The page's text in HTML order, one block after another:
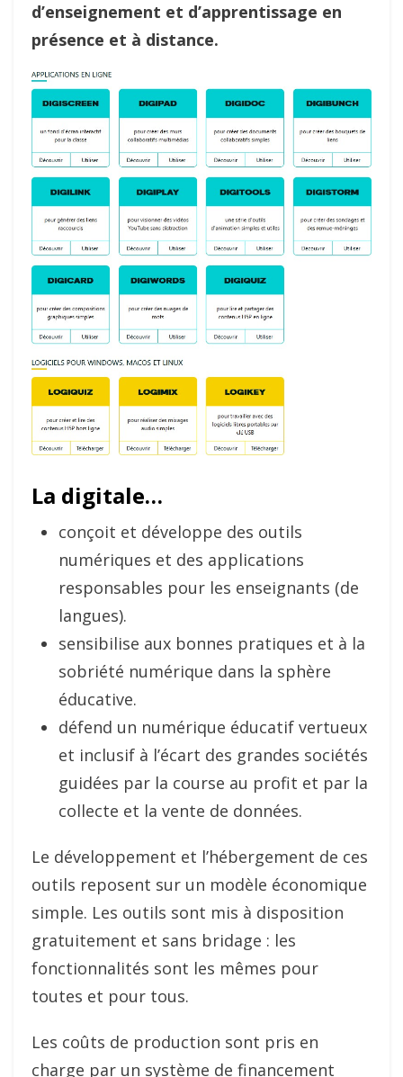
d’enseignement et d’apprentissage en
présence et à distance.
La digitale…
conçoit et développe des outils
numériques et des applications
responsables pour les enseignants (de
langues).
sensibilise aux bonnes pratiques et à la
sobriété numérique dans la sphère
éducative.
défend un numérique éducatif vertueux
et inclusif à l’écart des grandes sociétés
guidées par la course au profit et par la
collecte et la vente de données.
Le développement et l’hébergement de ces
outils reposent sur un modèle économique
simple. Les outils sont mis à disposition
gratuitement et sans bridage : les
fonctionnalités sont les mêmes pour
toutes et pour tous.
Les coûts de production sont pris en
charge par un système de financement